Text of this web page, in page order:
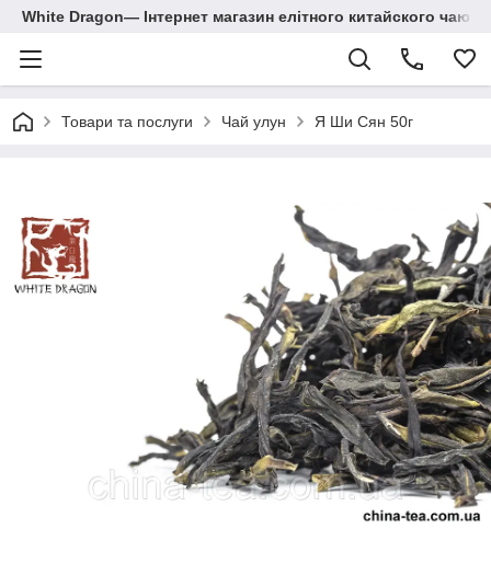
White Dragon― Інтернет магазин елітного китайского чаю.
Товари та послуги Чай улун Я Ши Сян 50г